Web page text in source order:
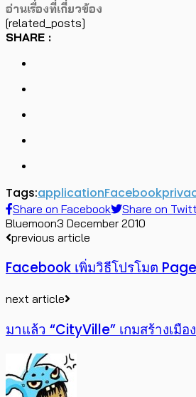
อ่านเรื่องที่เกี่ยวข้อง
[related_posts]
SHARE :
Tags:applicationFacebook
Share on Facebook
Share on
Bluemoon3 December 2010
previous article
Facebook เพิ่มวิธีโปรโมต
next article
มาแล้ว “CityVille” เกมสร้างเมื